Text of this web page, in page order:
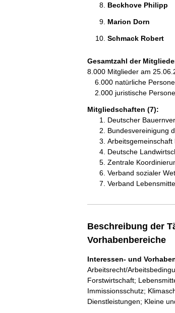
Beckhove Philipp
Marion Dorn
Schmack Robert
Gesamtzahl der
8.000 Mitglieder am
6.000 natürliche
2.000 juristische
Mitgliedschaften (7):
Deutscher
Bundesvereinigung
Arbeitsgemeinschaft
Deutsche
Zentrale
Verband sozialer
Verband
Beschreibung der
Vorhabenbereiche
Interessen- und
Arbeitsrecht/
Forstwirtschaft;
Immissionsschutz;
Dienstleistungen; Kleine